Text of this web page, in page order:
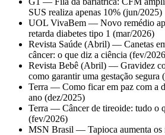
SUS realiza apenas 10% (jun/2025)
UOL VivaBem — Novo remédio
retarda diabetes tipo 1 (mar/2026)
Revista Saúde (Abril) — Canetas
câncer: o que diz a ciência (fev/
Revista Bebê (Abril) — Gravidez
como garantir uma gestação segura
Terra — Como ficar em paz com a
ano (dez/2025)
Terra — Câncer de tireoide: tudo o
(fev/2026)
MSN Brasil — Tapioca aumenta os